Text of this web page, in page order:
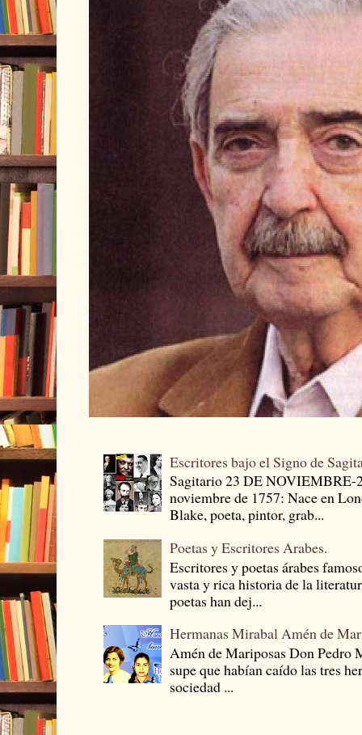
Escritores bajo el Signo de
Sagitario 23 DE
noviembre de 1757: Nace en
Blake, poeta, pintor, grab...
Poetas y Escritores Arabes.
Escritores y poetas árabes
vasta y rica historia de la
poetas han dej...
Hermanas Mirabal Amén de
Amén de Mariposas Don
supe que habían caído las tres
sociedad ...